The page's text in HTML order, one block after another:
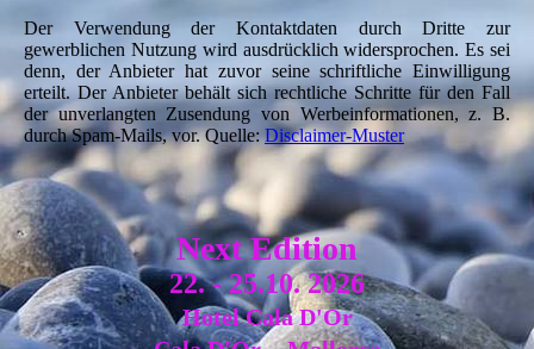
Der Verwendung der Kontaktdaten durch Dritte zur
gewerblichen Nutzung wird ausdrücklich widersprochen. Es sei
denn, der Anbieter hat zuvor seine schriftliche Einwilligung
erteilt. Der Anbieter behält sich rechtliche Schritte für den Fall
der unverlangten Zusendung von Werbeinformationen, z. B.
durch Spam-Mails, vor. Quelle:Disclaimer-Muster
Next Edition
22. - 25.10. 2026
Hotel Cala D'Or